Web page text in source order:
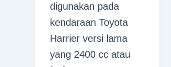
digunakan pada
kendaraan Toyota
Harrier versi lama
yang 2400 cc atau